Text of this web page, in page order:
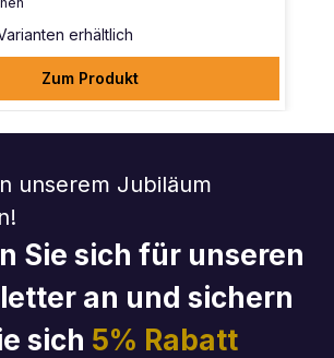
erhältlich
Zum Produkt
unserem Jubiläum
Sie sich für unseren
an und sichern
sich 5% Rabatt